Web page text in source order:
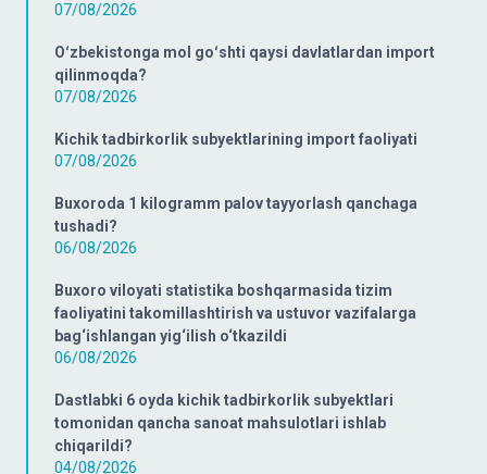
07/08/2026
Oʻzbekistonga mol goʻshti qaysi davlatlardan import
qilinmoqda?
07/08/2026
Kichik tadbirkorlik subyektlarining import faoliyati
07/08/2026
Buxoroda 1 kilogramm palov tayyorlash qanchaga
tushadi?
06/08/2026
Buxoro viloyati statistika boshqarmasida tizim
faoliyatini takomillashtirish va ustuvor vazifalarga
bag‘ishlangan yig‘ilish o‘tkazildi
06/08/2026
Dastlabki 6 oyda kichik tadbirkorlik subyektlari
tomonidan qancha sanoat mahsulotlari ishlab
chiqarildi?
04/08/2026